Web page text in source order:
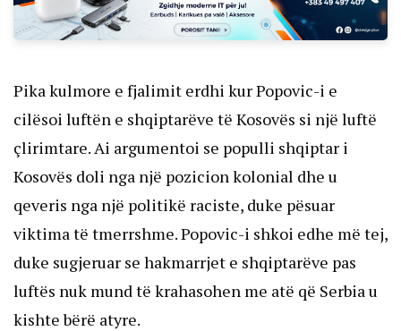
Pika kulmore e fjalimit erdhi kur Popovic-i e
cilësoi luftën e shqiptarëve të Kosovës si një luftë
çlirimtare. Ai argumentoi se populli shqiptar i
Kosovës doli nga një pozicion kolonial dhe u
qeveris nga një politikë raciste, duke pësuar
viktima të tmerrshme. Popovic-i shkoi edhe më tej,
duke sugjeruar se hakmarrjet e shqiptarëve pas
luftës nuk mund të krahasohen me atë që Serbia u
kishte bërë atyre.